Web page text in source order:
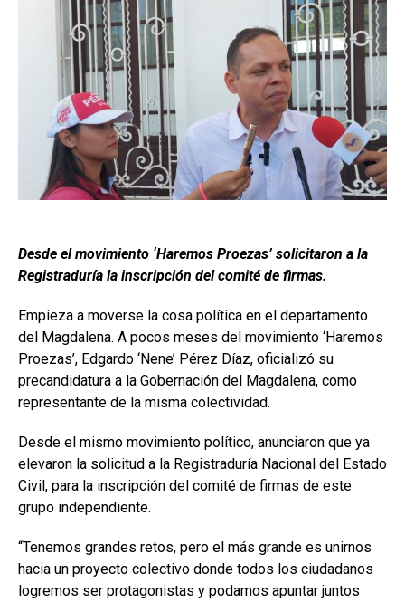
Desde el movimiento ‘Haremos Proezas’ solicitaron a la
Registraduría la inscripción del comité de firmas.
Empieza a moverse la cosa política en el departamento
del Magdalena. A pocos meses del movimiento ‘Haremos
Proezas’, Edgardo ‘Nene’ Pérez Díaz, oficializó su
precandidatura a la Gobernación del Magdalena, como
representante de la misma colectividad.
Desde el mismo movimiento político, anunciaron que ya
elevaron la solicitud a la Registraduría Nacional del Estado
Civil, para la inscripción del comité de firmas de este
grupo independiente.
“Tenemos grandes retos, pero el más grande es unirnos
hacia un proyecto colectivo donde todos los ciudadanos
logremos ser protagonistas y podamos apuntar juntos